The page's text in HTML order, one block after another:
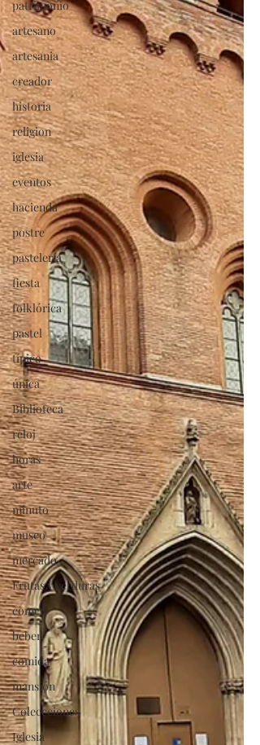
patrimonio
artesano
artesania
creador
historia
religion
iglesia
eventos
hacienda
postre
pastelería
fiesta
folklórica
pastel
típico
única
Biblioteca
reloj
horas
arte
minuto
museo
mercado
Frutas y verduras
comer
beber
comida
mansión
Coleccciones
Iglesia